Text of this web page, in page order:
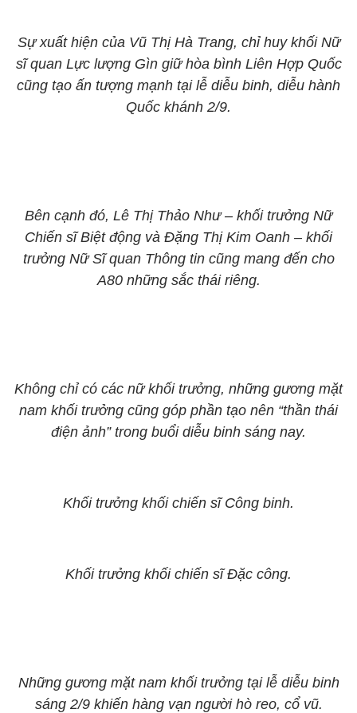
Sự xuất hiện của Vũ Thị Hà Trang, chỉ huy khối Nữ
sĩ quan Lực lượng Gìn giữ hòa bình Liên Hợp Quốc
cũng tạo ấn tượng mạnh tại lễ diễu binh, diễu hành
Quốc khánh 2/9.
Bên cạnh đó, Lê Thị Thảo Như – khối trưởng Nữ
Chiến sĩ Biệt động và Đặng Thị Kim Oanh – khối
trưởng Nữ Sĩ quan Thông tin cũng mang đến cho
A80 những sắc thái riêng.
Không chỉ có các nữ khối trưởng, những gương mặt
nam khối trưởng cũng góp phần tạo nên “thần thái
điện ảnh” trong buổi diễu binh sáng nay.
Khối trưởng khối chiến sĩ Công binh.
Khối trưởng khối chiến sĩ Đặc công.
Những gương mặt nam khối trưởng tại lễ diễu binh
sáng 2/9 khiến hàng vạn người hò reo, cổ vũ.